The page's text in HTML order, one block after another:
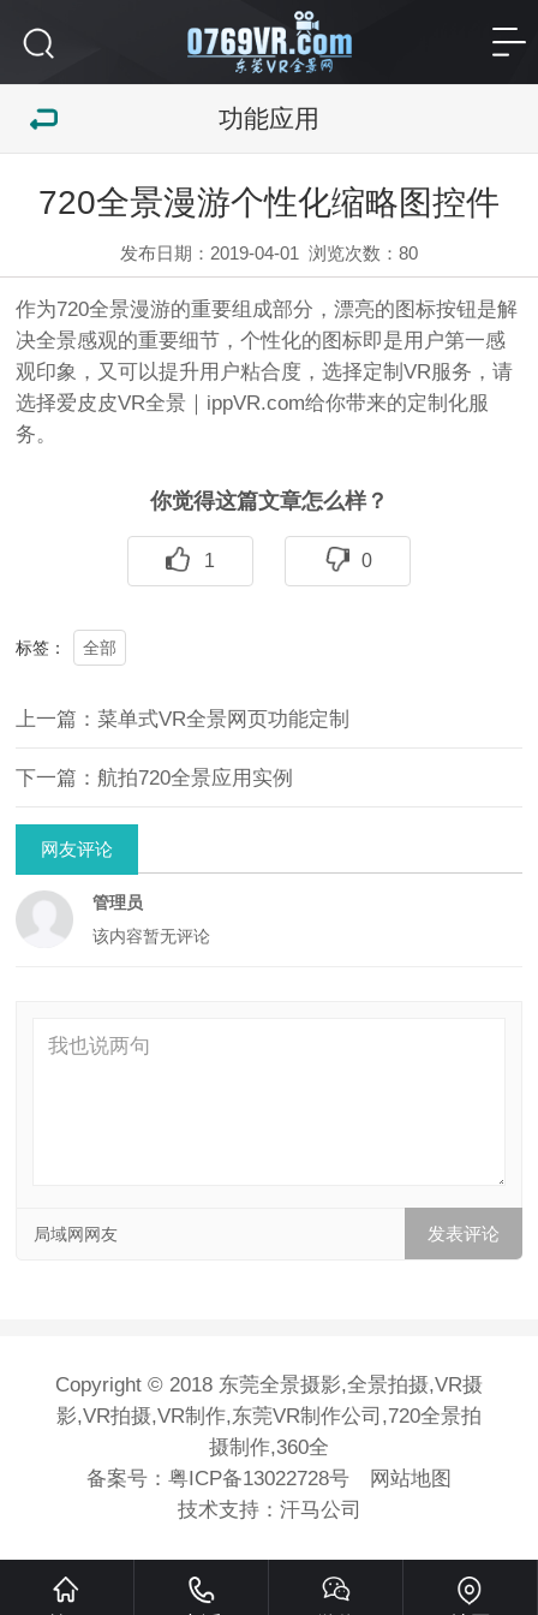
功能应用
720全景漫游个性化缩略图控件
发布日期：2019-04-01 浏览次数：80
作为720全景漫游的重要组成部分，漂亮的图标按钮是解
决全景感观的重要细节，个性化的图标即是用户第一感
观印象，又可以提升用户粘合度，选择定制VR服务，请
选择爱皮皮VR全景｜ippVR.com给你带来的定制化服
务。
你觉得这篇文章怎么样？
1 0
标签： 全部
上一篇：菜单式VR全景网页功能定制
下一篇：航拍720全景应用实例
网友评论
管理员
该内容暂无评论
局域网网友
Copyright © 2018 东莞全景摄影,全景拍摄,VR摄
影,VR拍摄,VR制作,东莞VR制作公司,720全景拍
摄制作,360全
备案号： 粤ICP备13022728号
网站地图
技术支持： 汗马公司